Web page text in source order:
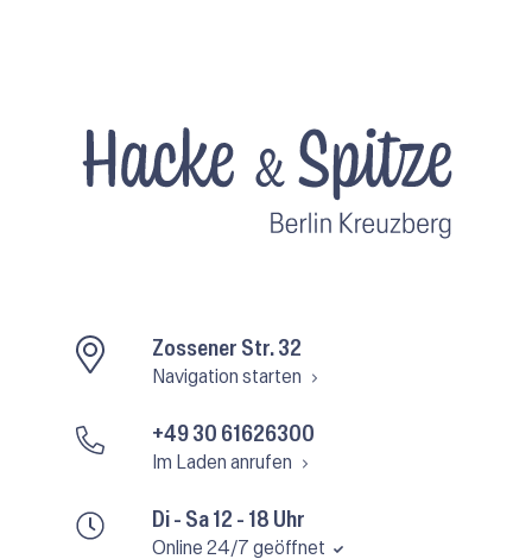
Di - Sa 12 - 18 Uhr
Online 24/7 geöffnet
Zossener Str. 32
Navigation starten
+49 30 61626300
Im Laden anrufen